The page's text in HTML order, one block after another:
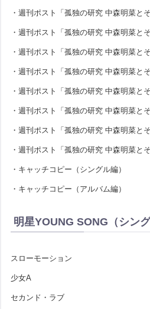
・週刊ポスト「孤独の研究 中森明菜と
・週刊ポスト「孤独の研究 中森明菜と
・週刊ポスト「孤独の研究 中森明菜と
・週刊ポスト「孤独の研究 中森明菜と
・週刊ポスト「孤独の研究 中森明菜と
・週刊ポスト「孤独の研究 中森明菜と
・週刊ポスト「孤独の研究 中森明菜と
・週刊ポスト「孤独の研究 中森明菜と
・キャッチコピー（シングル編）
・キャッチコピー（アルバム編）
明星YOUNG SONG（シング
スローモーション
少女A
セカンド・ラブ